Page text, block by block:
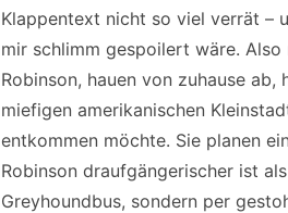
Klappentext nicht so viel verrät –
mir schlimm gespoilert wäre.
Robinson, hauen von zuhause
miefigen amerikanischen
entkommen möchte. Sie planen
Robinson draufgängerischer ist
Greyhoundbus, sondern per